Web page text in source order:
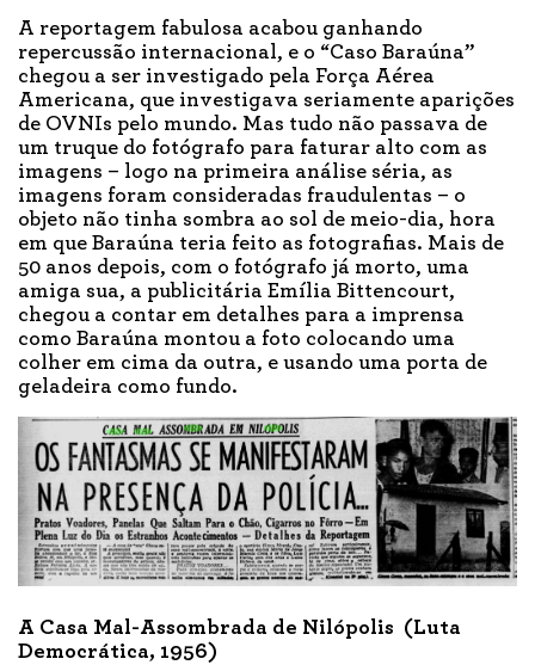
A reportagem fabulosa acabou ganhando
repercussão internacional, e o “Caso Baraúna”
chegou a ser investigado pela Força Aérea
Americana, que investigava seriamente aparições
de OVNIs pelo mundo. Mas tudo não passava de
um truque do fotógrafo para faturar alto com as
imagens – logo na primeira análise séria, as
imagens foram consideradas fraudulentas – o
objeto não tinha sombra ao sol de meio-dia, hora
em que Baraúna teria feito as fotografias. Mais de
50 anos depois, com o fotógrafo já morto, uma
amiga sua, a publicitária Emília Bittencourt,
chegou a contar em detalhes para a imprensa
como Baraúna montou a foto colocando uma
colher em cima da outra, e usando uma porta de
geladeira como fundo.
A Casa Mal-Assombrada de Nilópolis (Luta
Democrática, 1956)